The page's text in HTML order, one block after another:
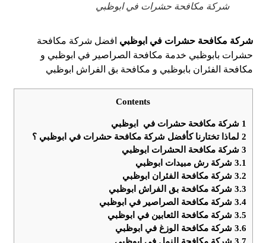
شركة مكافحة حشرات في ابوظبي
شركة مكافحة حشرات في ابوظبي افضل شركة مكافحة
حشرات بابوظبي خدمة مكافحة الصراصير في ابوظبي و
مكافحة الفئران بابوظبي و مكافحة بق الفراش ابوظبي
Contents
1 شركة مكافحة حشرات في ابوظبي
2 لماذا تختارنا كأفضل شركة مكافحة حشرات في ابوظبي ؟
3 شركة مكافحة الحشرات ابوظبي
3.1 شركة رش مبيدات ابوظبي
3.2 شركة مكافحة الفئران ابوظبي
3.3 شركة مكافحة بق الفراش ابوظبي
3.4 شركة مكافحة الصراصير في ابوظبي
3.5 شركة مكافحة الثعابين في ابوظبي
3.6 شركة مكافحة الوزغ في ابوظبي
3.7 شركة مكافحة النمل في ابوظبى